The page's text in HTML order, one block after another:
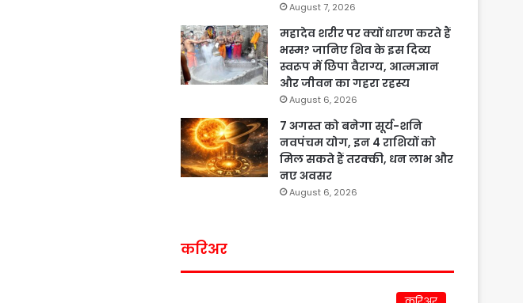
August 7, 2026
महादेव शरीर पर क्यों धारण करते हैं
भस्म? जानिए शिव के इस दिव्य
स्वरूप में छिपा वैराग्य, आत्मज्ञान
और जीवन का गहरा रहस्य
August 6, 2026
7 अगस्त को बनेगा सूर्य-शनि
नवपंचम योग, इन 4 राशियों को
मिल सकते हैं तरक्की, धन लाभ और
नए अवसर
August 6, 2026
करिअर